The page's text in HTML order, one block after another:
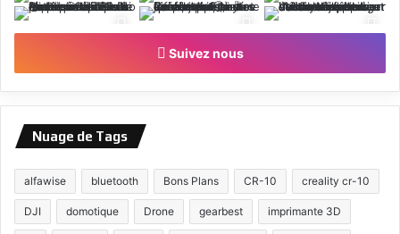
Suivez nous
Nuage de Tags
alfawise bluetooth Bons Plans CR-10 creality cr-10
DJI domotique Drone gearbest imprimante 3D